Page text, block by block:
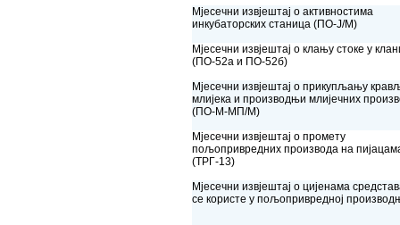
Мјесечни извјештај о активностима
инкубаторских станица (ПО-Ј/М)
Мјесечни извјештај о клању стоке у
(ПО-52а и ПО-52б)
Мјесечни извјештај о прикупљању
млијека и производњи млијечних
(ПО-М-МП/М)
Мјесечни извјештај о промету
пољопривредних производа на
(ТРГ-13)
Мјесечни извјештај о цијенама
се користе у пољопривредној